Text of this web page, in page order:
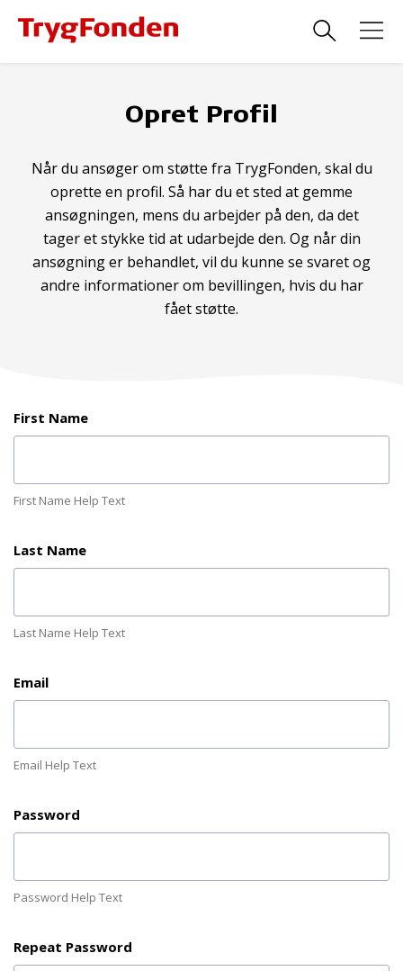
Opret Profil
Når du ansøger om støtte fra TrygFonden, skal du
oprette en profil. Så har du et sted at gemme
ansøgningen, mens du arbejder på den, da det
tager et stykke tid at udarbejde den. Og når din
ansøgning er behandlet, vil du kunne se svaret og
andre informationer om bevillingen, hvis du har
fået støtte.
First Name
First Name Help Text
Last Name
Last Name Help Text
Email
Email Help Text
Password
Password Help Text
Repeat Password